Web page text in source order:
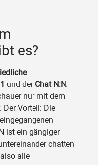
es?
und der Chat N:N.
nur mit dem
Vorteil: Die
ist ein gängiger
chatten
alle